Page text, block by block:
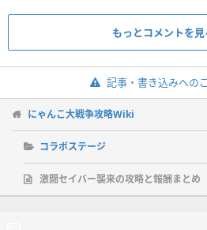
もっとコメントを見
記事・書き込みへの
にゃんこ大戦争攻略Wiki
コラボステージ
激闘セイバー襲来の攻略と報酬まとめ